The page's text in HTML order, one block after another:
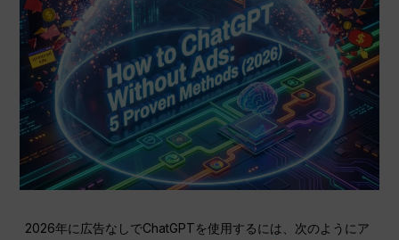
2026年に広告なしでChatGPTを使用するには、次のようにア